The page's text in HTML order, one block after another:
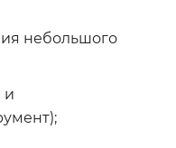
небольшого
и